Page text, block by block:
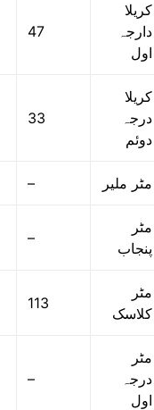
47
کریلا
دارجہ
اول
33
کریلا
درجہ
دوئم
– مٹر ملیر
–
مٹر
پنجاب
113
مٹر
کلاسک
–
مٹر
درجہ
اول